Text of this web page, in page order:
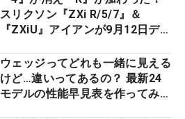
スリクソン『ZXi R/5/7』＆
『ZXiU』アイアンが9月12日デ
ウェッジってどれも一緒に見える
けど…違いってあるの？ 最新24
モデルの性能早見表を作ってみ